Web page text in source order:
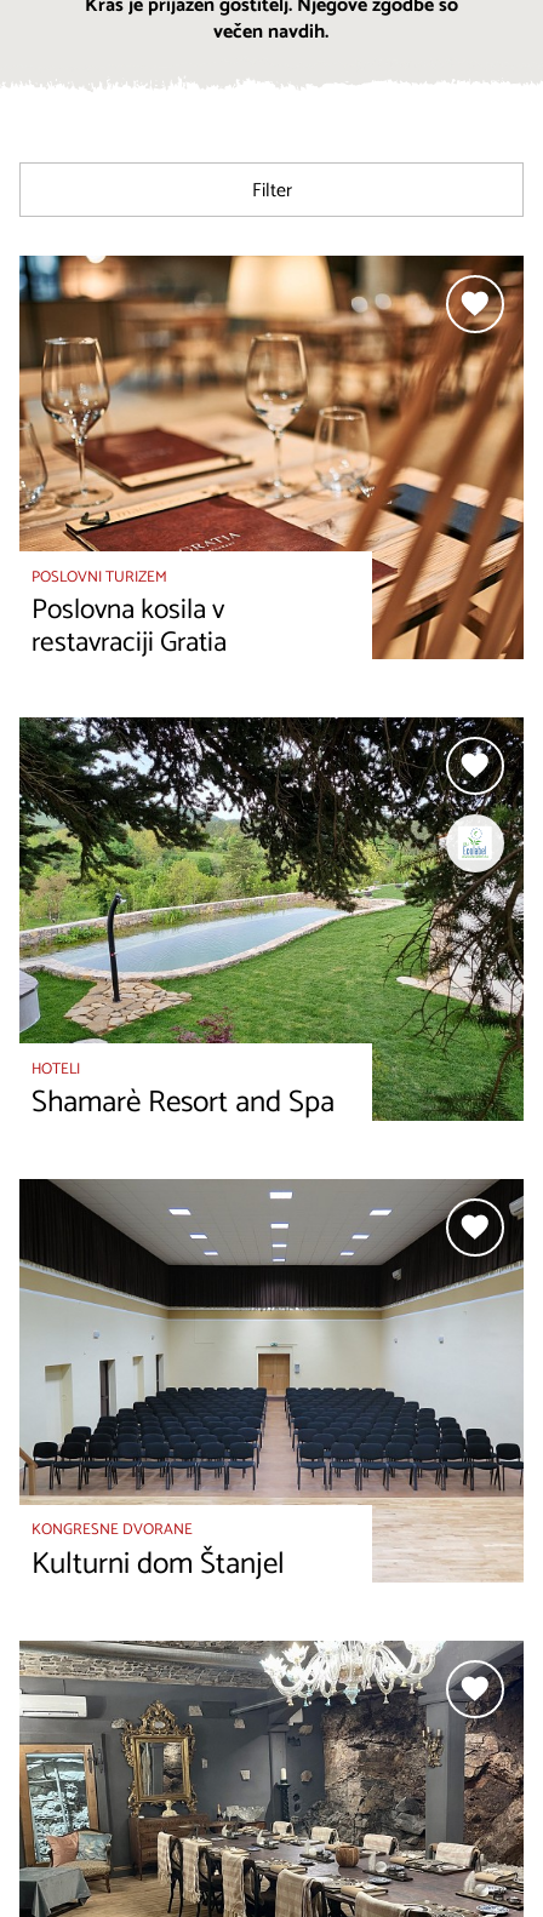
večen navdih.
Filter
POSLOVNI TURIZEM
Poslovna kosila v
restavraciji Gratia
HOTELI
Shamarè Resort and Spa
KONGRESNE DVORANE
Kulturni dom Štanjel